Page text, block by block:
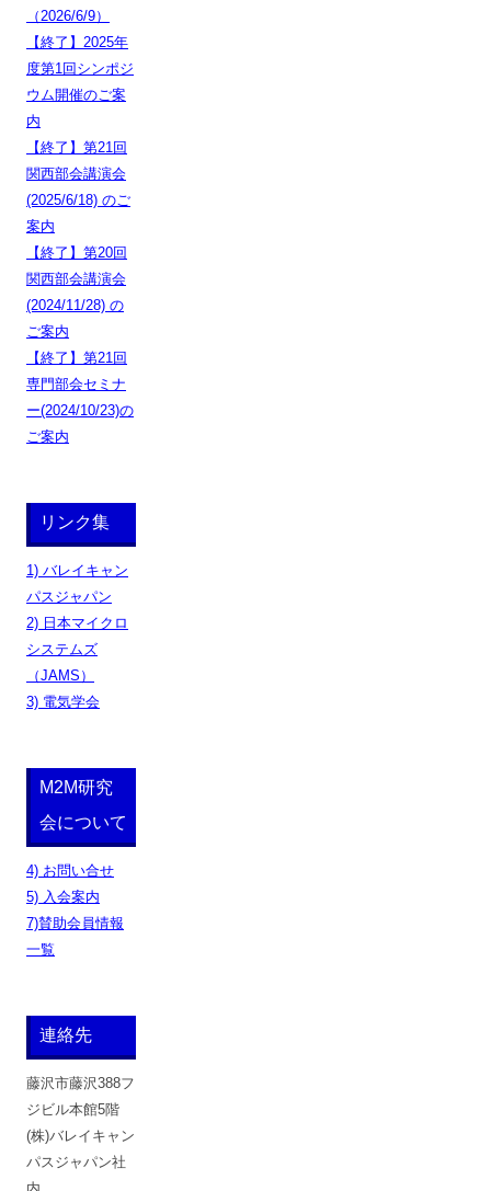
（2026/6/9）
【終了】2025年
度第1回シンポジ
ウム開催のご案
内
【終了】第21回
関西部会講演会
(2025/6/18) のご
案内
【終了】第20回
関西部会講演会
(2024/11/28) の
ご案内
【終了】第21回
専門部会セミナ
ー(2024/10/23)の
ご案内
リンク集
1) バレイキャン
パスジャパン
2) 日本マイクロ
システムズ
（JAMS）
3) 電気学会
M2M研究
会について
4) お問い合せ
5) 入会案内
7)賛助会員情報
一覧
連絡先
藤沢市藤沢388フ
ジビル本館5階
(株)バレイキャン
パスジャパン社